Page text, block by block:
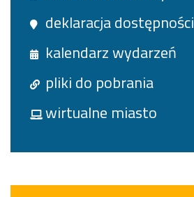
deklaracja dostępności
kalendarz wydarzeń
pliki do pobrania
wirtualne miasto